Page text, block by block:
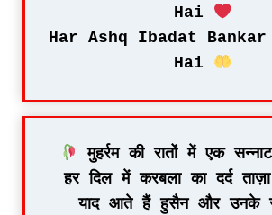
Hai
Har Ashq Ibadat
Hai
मुहर्रम की रातों में एक
हर दिल में करबला का दर्द
याद आते हैं हुसैन और उनके